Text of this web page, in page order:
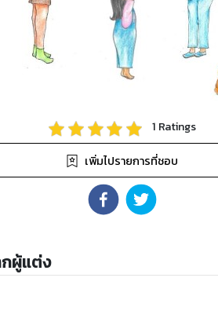
1 Ratings
เพิ่มไปรายการที่ชอบ
กผู้แต่ง